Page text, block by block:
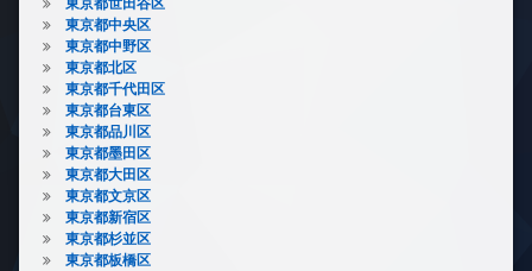
東京都世田谷区
東京都中央区
東京都中野区
東京都北区
東京都千代田区
東京都台東区
東京都品川区
東京都墨田区
東京都大田区
東京都文京区
東京都新宿区
東京都杉並区
東京都板橋区